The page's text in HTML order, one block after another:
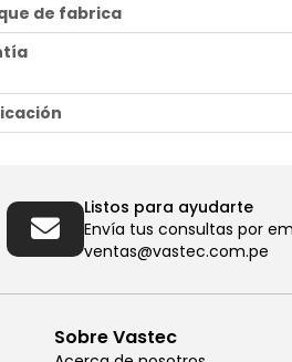
de fabrica
Listos para ayudarte
Envía tus consultas por
ventas@vastec.com.pe
Sobre Vastec